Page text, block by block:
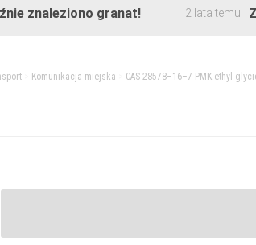
znaleziono granat! 2 lata temu
> Komunikacja miejska CAS 28578–16–7 PMK ethyl